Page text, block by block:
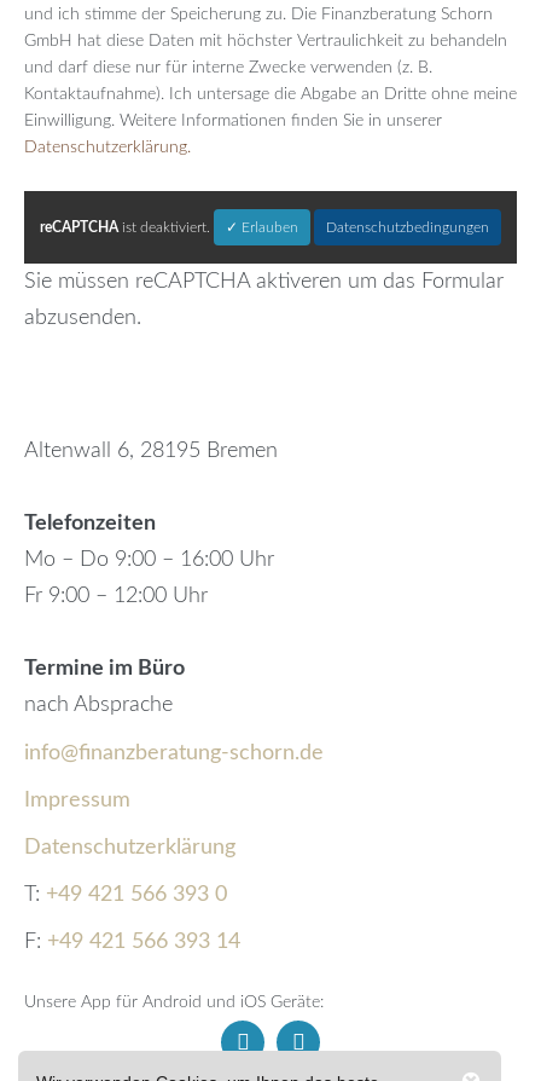
und ich stimme der Speicherung zu. Die Finanzberatung Schorn
GmbH hat diese Daten mit höchster Vertraulichkeit zu behandeln
und darf diese nur für interne Zwecke verwenden (z. B.
Kontaktaufnahme). Ich untersage die Abgabe an Dritte ohne meine
Einwilligung. Weitere Informationen finden Sie in unserer
Datenschutzerklärung.
reCAPTCHA ist deaktiviert. ✓ Erlauben Datenschutzbedingungen
Sie müssen reCAPTCHA aktiveren um das Formular
abzusenden.
Altenwall 6, 28195 Bremen
Telefonzeiten
Mo – Do 9:00 – 16:00 Uhr
Fr 9:00 – 12:00 Uhr
Termine im Büro
nach Absprache
info@finanzberatung-schorn.de
Impressum
Datenschutzerklärung
T: +49 421 566 393 0
F: +49 421 566 393 14
Unsere App für Android und iOS Geräte: